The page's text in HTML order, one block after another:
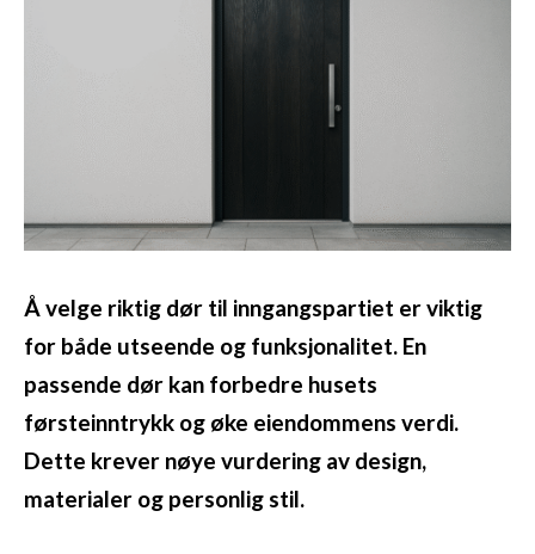
Å velge riktig dør til inngangspartiet er viktig
for både utseende og funksjonalitet. En
passende dør kan forbedre husets
førsteinntrykk og øke eiendommens verdi.
Dette krever nøye vurdering av design,
materialer og personlig stil.